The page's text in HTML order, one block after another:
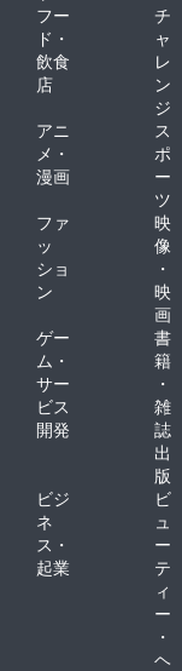
フー
ド・
飲食
店
チ
ャ
レ
ン
ジ
アニ
メ・
漫画
ス
ポ
ー
ツ
ファ
ッ
ショ
ン
映
像
・
映
画
ゲー
ム・
サー
ビス
開発
書
籍
・
雑
誌
出
版
ビジ
ネ
ス・
起業
ビ
ュ
ー
テ
ィ
ー
・
ヘ